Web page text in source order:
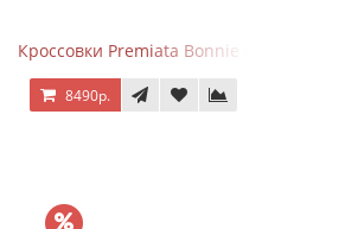
Кроссовки Premiata Bonnie серо-голубые
8490р.